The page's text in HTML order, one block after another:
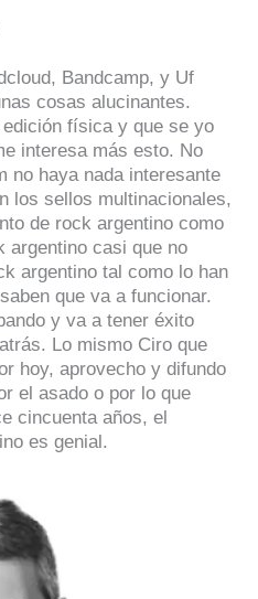
Bandcamp, y Uf
cosas alucinantes.
física y que se yo
interesa más esto. No
no haya nada interesante
los sellos multinacionales,
de rock argentino como
argentino casi que no
argentino tal como lo han
que va a funcionar.
y va a tener éxito
Lo mismo Ciro que
hoy, aprovecho y difundo
el asado o por lo que
cincuenta años, el
es genial.